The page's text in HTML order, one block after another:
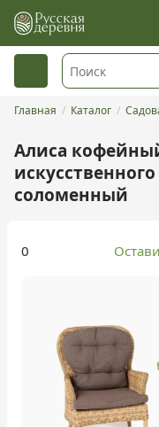
Главная Каталог
Алиса
соломенный
0